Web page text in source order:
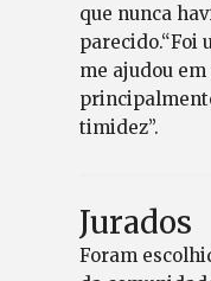
que nunca
parecido.“Foi
me ajudou
timidez”.
Jurados
Foram